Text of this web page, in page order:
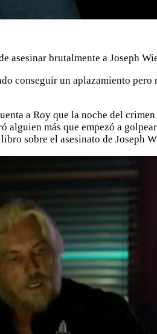
asesinar brutalmente a Joseph
conseguir un aplazamiento
a Roy que la noche del
alguien más que empezó a
sobre el asesinato de Joseph